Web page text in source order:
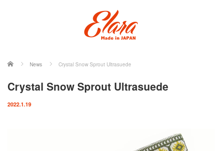
ホーム News Crystal Snow Sprout Ultrasuede
Crystal Snow Sprout Ultrasuede
2022.1.19